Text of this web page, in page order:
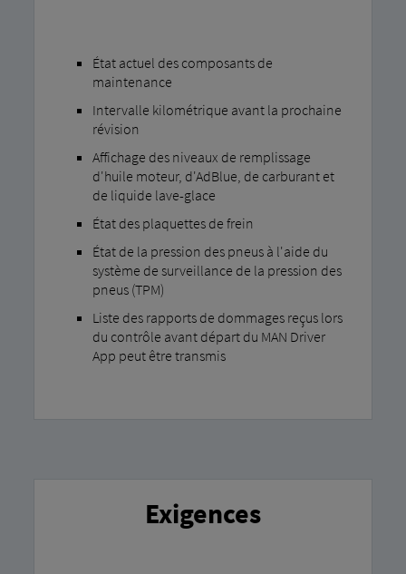
État actuel des composants de
maintenance
Intervalle kilométrique avant la prochaine
révision
Affichage des niveaux de remplissage
d'huile moteur, d'AdBlue, de carburant et
de liquide lave-glace
État des plaquettes de frein
État de la pression des pneus à l'aide du
système de surveillance de la pression des
pneus (TPM)
Liste des rapports de dommages reçus lors
du contrôle avant départ du MAN Driver
App peut être transmis
Exigences